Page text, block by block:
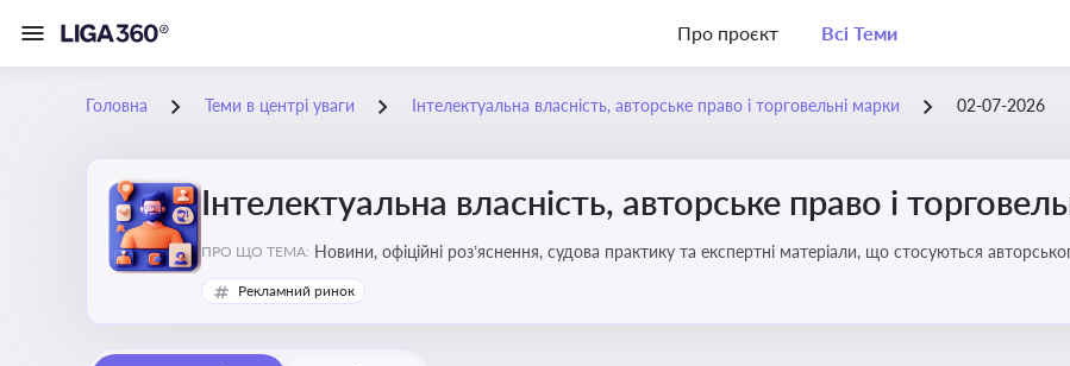
Про проєкт Всі Теми
Головна Теми в центрі уваги Інтелектуальна власність, авторське право і торговельні марки 02-07-2026
Інтелектуальна власність, авторське право і
ПРО ЩО ТЕМА: Новини, офіційні роз’яснення, судова практику та експертні матеріали, що стосуються
марок, боротьби з порушеннями прав інтелектуальної власності, а також змін у законодавстві у
Рекламний ринок